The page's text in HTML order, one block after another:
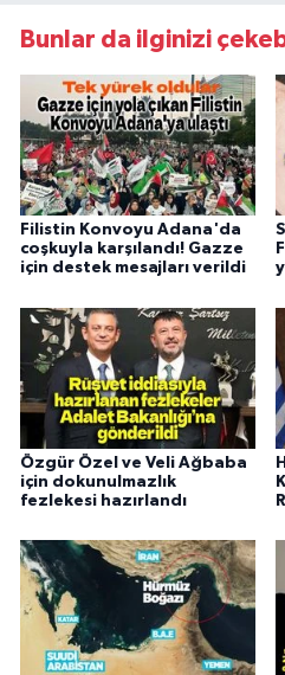
Bunlar da ilginizi
Filistin Konvoyu Adana'da
coşkuyla karşılandı! Gazze
için destek mesajları verildi
Özgür Özel ve Veli Ağbaba
için dokunulmazlık
fezlekesi hazırlandı